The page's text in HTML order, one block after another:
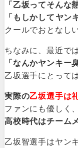
「乙坂ってそんな
「もしかしてヤン
クールでおとなし
ちなみに、最近で
「なんかヤンキー
乙坂選手にとって
実際の乙坂選手は
ファンにも優しく、
高校時代はチーム
乙坂智選手はヤン